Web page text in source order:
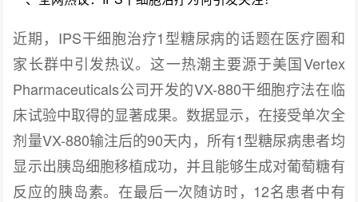
近期，IPS干细胞治疗1型糖尿病的话题在医疗圈和
家长群中引发热议。这一热潮主要源于美国Vertex
Pharmaceuticals公司开发的VX-880干细胞疗法在临
床试验中取得的显著成果。数据显示，在接受单次全
剂量VX-880输注后的90天内，所有1型糖尿病患者均
显示出胰岛细胞移植成功，并且能够生成对葡萄糖有
反应的胰岛素。在最后一次随访时，12名患者中有